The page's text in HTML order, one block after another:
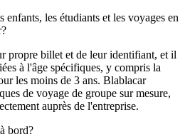
enfants, les étudiants et les voyages en
propre billet et de leur identifiant, et il
à l'âge spécifiques, y compris la
les moins de 3 ans. Blablacar
de voyage de groupe sur mesure,
auprès de l'entreprise.
bord?